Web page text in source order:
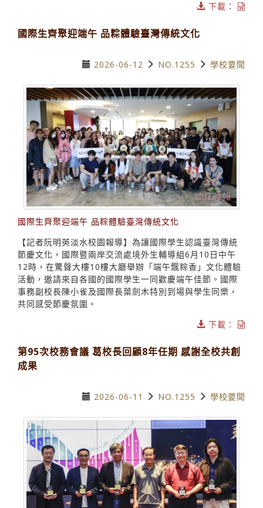
下載：
國際生齊聚迎端午 品粽體驗臺灣傳統文化
2026-06-12 NO.1255 學校要聞
國際生齊聚迎端午 品粽體驗臺灣傳統文化
【記者阮明英淡水校園報導】為讓國際學生認識臺灣傳統
節慶文化，國際暨兩岸交流處境外生輔導組6月10日中午
12時，在驚聲大樓10樓大廳舉辦「端午飄粽香」文化體驗
活動，邀請來自各國的國際學生一同歡慶端午佳節。國際
事務副校長陳小雀及國際長葉劍木特別到場與學生同樂，
共同感受節慶氛圍。
下載：
第95次校務會議 葛校長回顧8年任期 感謝全校共創
成果
2026-06-11 NO.1255 學校要聞